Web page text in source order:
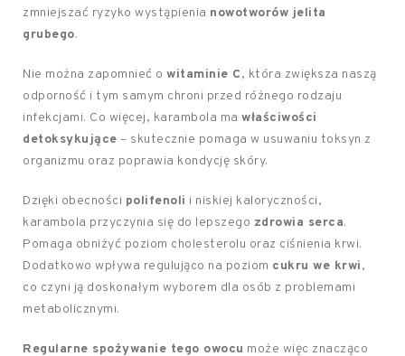
zmniejszać ryzyko wystąpienia nowotworów jelita
grubego.
Nie można zapomnieć o witaminie C, która zwiększa naszą
odporność i tym samym chroni przed różnego rodzaju
infekcjami. Co więcej, karambola ma właściwości
detoksykujące – skutecznie pomaga w usuwaniu toksyn z
organizmu oraz poprawia kondycję skóry.
Dzięki obecności polifenoli i niskiej kaloryczności,
karambola przyczynia się do lepszego zdrowia serca.
Pomaga obniżyć poziom cholesterolu oraz ciśnienia krwi.
Dodatkowo wpływa regulująco na poziom cukru we krwi,
co czyni ją doskonałym wyborem dla osób z problemami
metabolicznymi.
Regularne spożywanie tego owocu może więc znacząco